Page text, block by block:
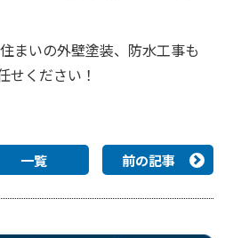
まいの外壁塗装、防水工事も
せください！
一覧 前の記事